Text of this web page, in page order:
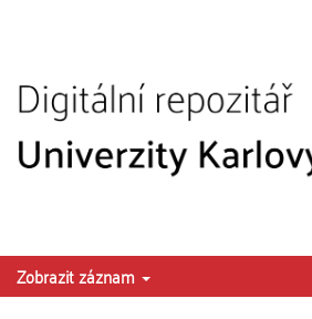
Zobrazit záznam